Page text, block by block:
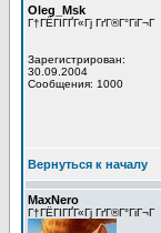
Oleg_Msk
Г†ГЁГІГҐГ«Гј ГґГ®Г°ГіГ¬Г
Зарегистрирован:
30.09.2004
Сообщения: 1000
Вернуться к началу
MaxNero
Г†ГЁГІГҐГ«Гј ГґГ®Г°ГіГ¬Г